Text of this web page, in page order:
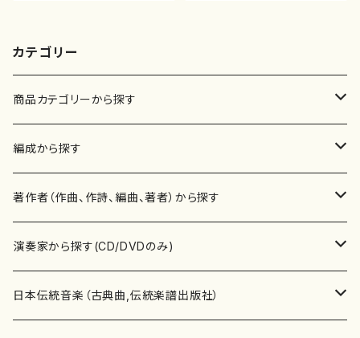
カテゴリー
商品カテゴリーから探す
楽譜
書籍
書籍
テキストブック
CD・DVD
チケット
編成から探す
邦楽器
箏・琴（ソロ）
箏・琴（合奏）
合唱
混声合唱
歌・声
著作者（作曲、作詩、編曲、著者）から探す
あ行
青木省三(アオキ ショウゾウ)
か行
演奏家から探す(CD/DVDのみ)
邦楽（箏、三味線、尺八等）演奏家
日本伝統音楽（古典曲,伝統楽譜出版社）